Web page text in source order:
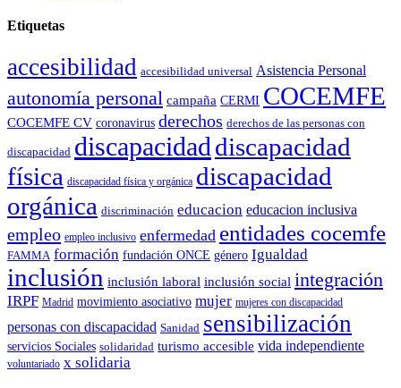
Etiquetas
accesibilidad accesibilidad universal Asistencia Personal
autonomía personal campaña CERMI COCEMFE
COCEMFE CV coronavirus derechos derechos de las personas con
discapacidad discapacidad discapacidad
física discapacidad física y orgánica discapacidad
orgánica discriminación educacion educacion inclusiva
empleo empleo inclusivo enfermedad entidades cocemfe
FAMMA formación fundación ONCE género Igualdad
inclusión inclusión laboral inclusión social integración
IRPF Madrid movimiento asociativo mujer mujeres con discapacidad
personas con discapacidad Sanidad sensibilización
servicios Sociales solidaridad turismo accesible vida independiente
voluntariado x solidaria